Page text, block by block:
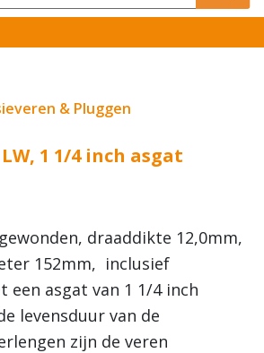
& Pluggen
1 1/4 inch asgat
draaddikte 12,0mm,
152mm, inclusief
een asgat van 1 1/4 inch
levensduur van de
zijn de veren